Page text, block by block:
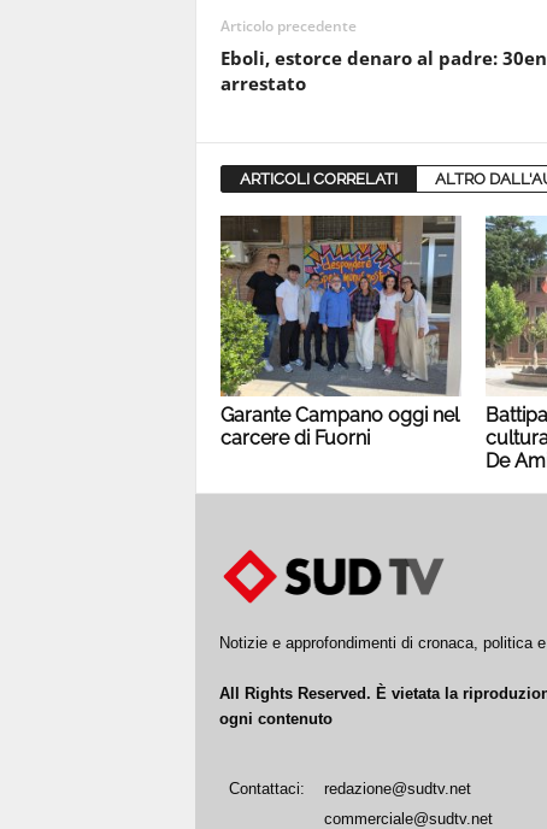
Articolo precedente
Eboli, estorce denaro al padre:
arrestato
ARTICOLI CORRELATI ALTRO
Garante Campano oggi nel
carcere di Fuorni
De
Notizie e approfondimenti di cronaca, politica
All Rights Reserved. È vietata la
ogni contenuto
Contattaci:
redazione@sudtv.net
commerciale@sudtv.net